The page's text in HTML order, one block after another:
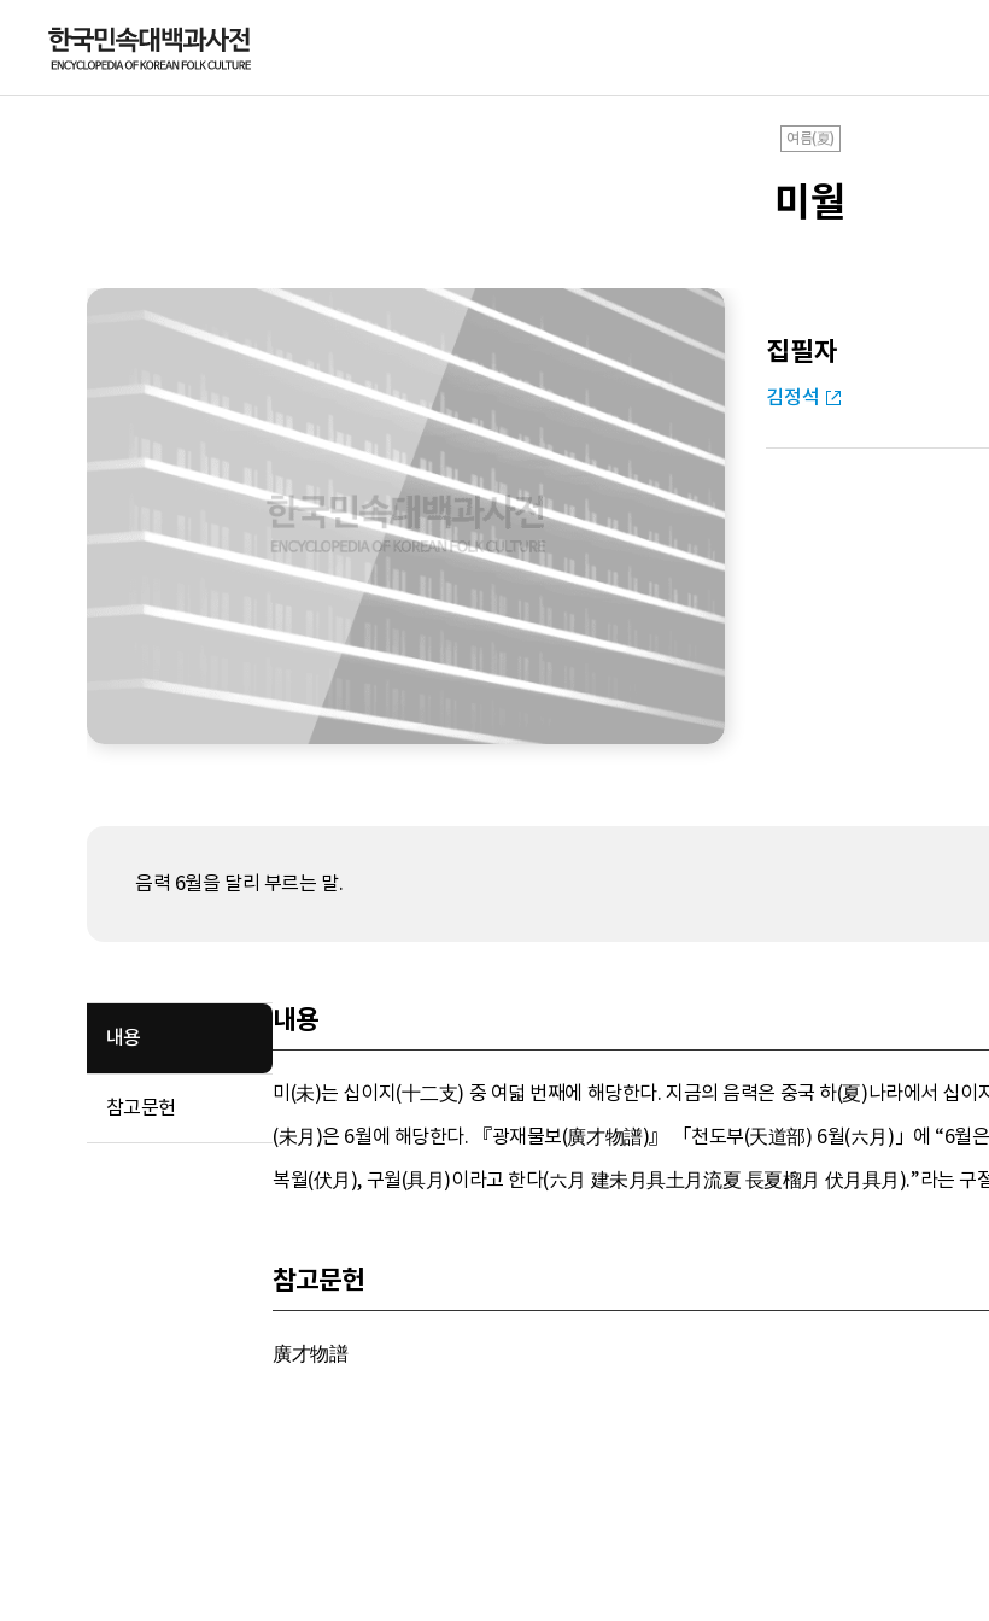
여름(夏)
미월
집필자
김정석
음력 6월을 달리 부르는 말.
내용
참고문헌
내용
미(未)는 십이지(十二支) 중 여덟 번째에 해당한다. 지금의 음력은 중국 하(夏)나라에서 십
(未月)은 6월에 해당한다. 『광재물보(廣才物譜)』 「천도부(天道部) 6월(六月)」에 “6
복월(伏月), 구월(具月)이라고 한다(六月 建未月具土月流夏 長夏榴月 伏月具月).”라는 구
참고문헌
廣才物譜